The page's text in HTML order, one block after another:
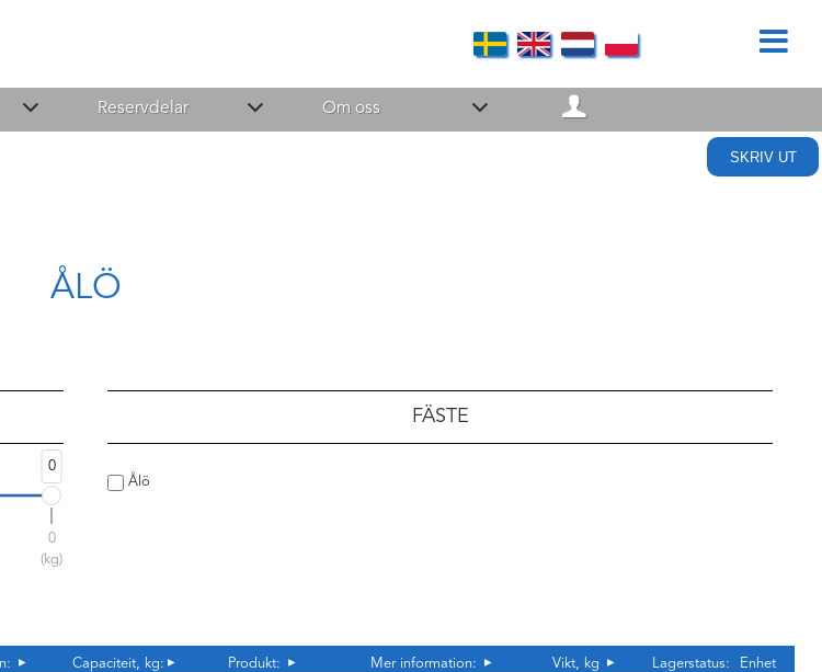
Reservdelar Om oss
SKRIV UT
ÅLÖ
0
0
(kg)
FÄSTE
Ålö
Capaciteit, kg: Produkt: Mer information: Vikt, kg Lagerstatus: Enhet